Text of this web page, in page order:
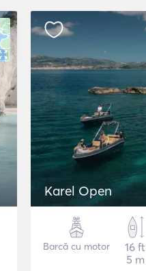
Karel Open
Barcă cu motor
16 ft
5 m